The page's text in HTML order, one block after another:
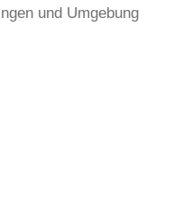
und Umgebung